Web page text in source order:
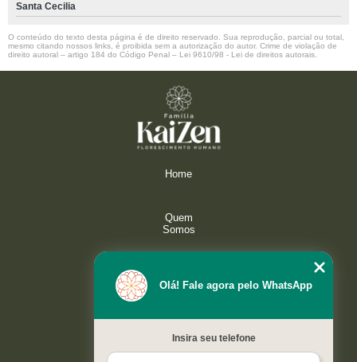
Santa Cecilia
O conteúdo do texto desta página é de direito reservado. Sua reprodução, parcial ou total,
mesmo citando nossos links, é proibida sem a autorização do autor. Crime de violação de
direito autoral – artigo 184 do Código Penal – Lei 9610/98 - Lei de direitos autorais
Home
Quem
Somos
Galeria
Olá! Fale agora pelo WhatsApp
Insira seu telefone